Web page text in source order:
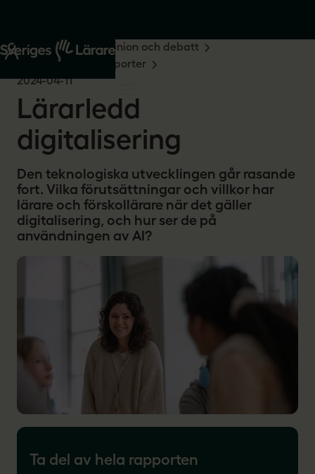
Start Om oss
Opinion och debatt
Undersökningar & rapporter
2024-04-11
Lärarledd
digitalisering
Den teknologiska utvecklingen går rasande
fort. Vilka förutsättningar och villkor har
lärare och förskollärare när det gäller
digitalisering, och hur ser de på
användningen av AI?
Ta del av hela rapporten